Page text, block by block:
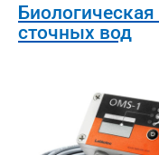
сточных вод